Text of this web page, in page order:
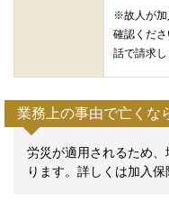
※故人が加
確認くだ
話で請求し
業務上の事由で亡くな
労災が適用されるため
ります。詳しくは加入